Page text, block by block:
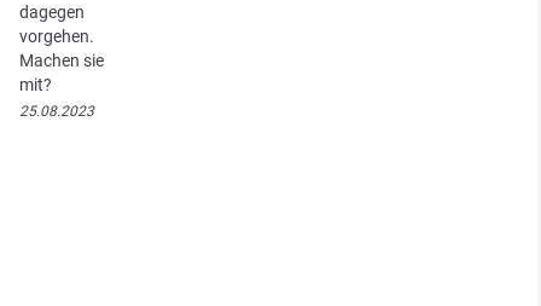
dagegen
vorgehen.
Machen sie
mit?
25.08.2023